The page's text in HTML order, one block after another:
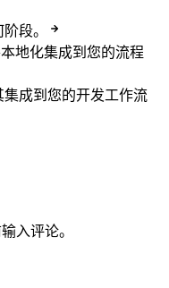
段。
地化集成到您的流程
成到您的开发工作流
入评论。